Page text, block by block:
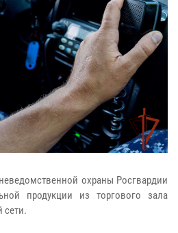
охраны Росгвардии
продукции из торгового зала
сети.